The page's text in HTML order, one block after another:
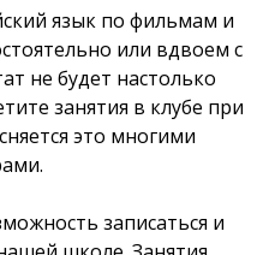
язык по фильмам и
или вдвоем с
не будет настолько
занятия в клубе при
это многими
записаться и